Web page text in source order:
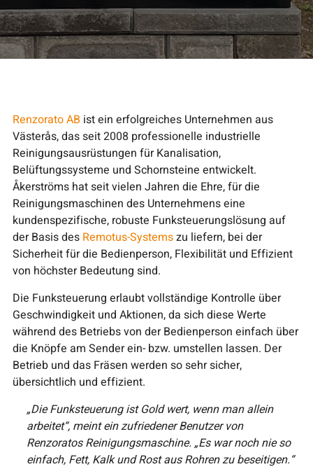
Renzorato AB ist ein erfolgreiches Unternehmen aus
Västerås, das seit 2008 professionelle industrielle
Reinigungsausrüstungen für Kanalisation,
Belüftungssysteme und Schornsteine entwickelt.
Åkerströms hat seit vielen Jahren die Ehre, für die
Reinigungsmaschinen des Unternehmens eine
kundenspezifische, robuste Funksteuerungslösung auf
der Basis des Remotus-Systemszu liefern, bei der
Sicherheit für die Bedienperson, Flexibilität und Effizient
von höchster Bedeutung sind.
Die Funksteuerung erlaubt vollständige Kontrolle über
Geschwindigkeit und Aktionen, da sich diese Werte
während des Betriebs von der Bedienperson einfach über
die Knöpfe am Sender ein- bzw. umstellen lassen. Der
Betrieb und das Fräsen werden so sehr sicher,
übersichtlich und effizient.
„Die Funksteuerung ist Gold wert, wenn man allein
arbeitet“, meint ein zufriedener Benutzer von
Renzoratos Reinigungsmaschine. „Es war noch nie so
einfach, Fett, Kalk und Rost aus Rohren zu beseitigen.“